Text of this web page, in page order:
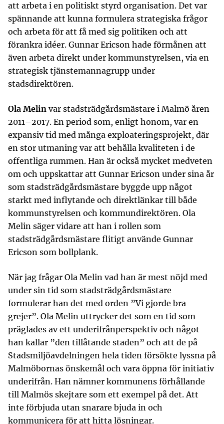
att arbeta i en politiskt styrd organisation. Det var
spännande att kunna formulera strategiska frågor
och arbeta för att få med sig politiken och att
förankra idéer. Gunnar Ericson hade förmånen att
även arbeta direkt under kommunstyrelsen, via en
strategisk tjänstemannagrupp under
stadsdirektören.
Ola Melin var stadsträdgårdsmästare i Malmö åren
2011–2017. En period som, enligt honom, var en
expansiv tid med många exploateringsprojekt, där
en stor utmaning var att behålla kvaliteten i de
offentliga rummen. Han är också mycket medveten
om och uppskattar att Gunnar Ericson under sina år
som stadsträdgårdsmästare byggde upp något
starkt med inflytande och direktlänkar till både
kommunstyrelsen och kommundirektören. Ola
Melin säger vidare att han i rollen som
stadsträdgårdsmästare flitigt använde Gunnar
Ericson som bollplank.
När jag frågar Ola Melin vad han är mest nöjd med
under sin tid som stadsträdgårdsmästare
formulerar han det med orden ”Vi gjorde bra
grejer”. Ola Melin uttrycker det som en tid som
präglades av ett underifrånperspektiv och något
han kallar ”den tillåtande staden” och att de på
Stadsmiljöavdelningen hela tiden försökte lyssna på
Malmöbornas önskemål och vara öppna för initiativ
underifrån. Han nämner kommunens förhållande
till Malmös skejtare som ett exempel på det. Att
inte förbjuda utan snarare bjuda in och
kommunicera för att hitta lösningar.